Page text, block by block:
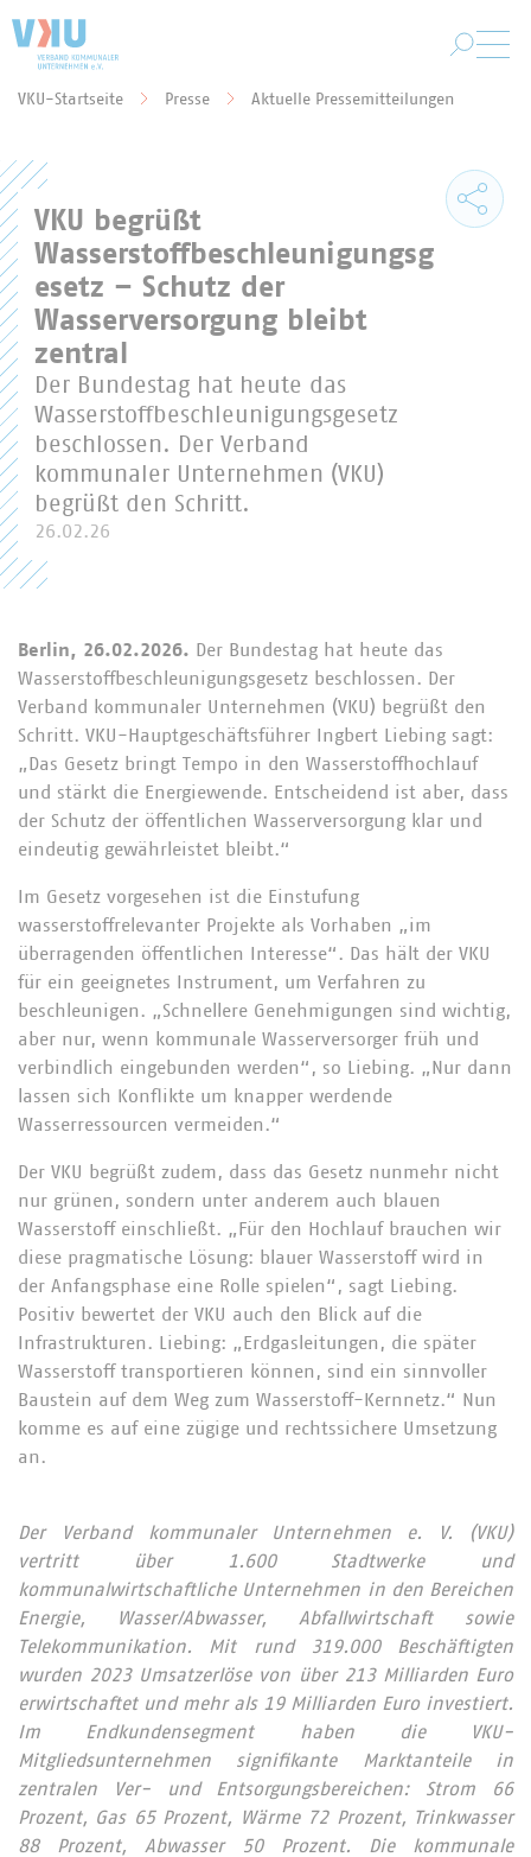
VKU-Startseite Presse Aktuelle Pressemitteilungen
VKU begrüßt
Wasserstoffbeschleunigungsg
esetz – Schutz der
Wasserversorgung bleibt
zentral
Der Bundestag hat heute das
Wasserstoffbeschleunigungsgesetz
beschlossen. Der Verband
kommunaler Unternehmen (VKU)
begrüßt den Schritt.
26.02.26
Berlin, 26.02.2026. Der Bundestag hat heute das
Wasserstoffbeschleunigungsgesetz beschlossen. Der
Verband kommunaler Unternehmen (VKU) begrüßt den
Schritt. VKU-Hauptgeschäftsführer Ingbert Liebing sagt:
„Das Gesetz bringt Tempo in den Wasserstoffhochlauf
und stärkt die Energiewende. Entscheidend ist aber, dass
der Schutz der öffentlichen Wasserversorgung klar und
eindeutig gewährleistet bleibt.“
Im Gesetz vorgesehen ist die Einstufung
wasserstoffrelevanter Projekte als Vorhaben „im
überragenden öffentlichen Interesse“. Das hält der VKU
für ein geeignetes Instrument, um Verfahren zu
beschleunigen. „Schnellere Genehmigungen sind wichtig,
aber nur, wenn kommunale Wasserversorger früh und
verbindlich eingebunden werden“, so Liebing. „Nur dann
lassen sich Konflikte um knapper werdende
Wasserressourcen vermeiden.“
Der VKU begrüßt zudem, dass das Gesetz nunmehr nicht
nur grünen, sondern unter anderem auch blauen
Wasserstoff einschließt. „Für den Hochlauf brauchen wir
diese pragmatische Lösung: blauer Wasserstoff wird in
der Anfangsphase eine Rolle spielen“, sagt Liebing.
Positiv bewertet der VKU auch den Blick auf die
Infrastrukturen. Liebing: „Erdgasleitungen, die später
Wasserstoff transportieren können, sind ein sinnvoller
Baustein auf dem Weg zum Wasserstoff-Kernnetz.“ Nun
komme es auf eine zügige und rechtssichere Umsetzung
an.
Der Verband kommunaler Unternehmen e. V. (VKU)
vertritt über 1.600 Stadtwerke und
kommunalwirtschaftliche Unternehmen in den Bereichen
Energie, Wasser/Abwasser, Abfallwirtschaft sowie
Telekommunikation. Mit rund 319.000 Beschäftigten
wurden 2023 Umsatzerlöse von über 213 Milliarden Euro
erwirtschaftet und mehr als 19 Milliarden Euro investiert.
Im Endkundensegment haben die VKU-
Mitgliedsunternehmen signifikante Marktanteile in
zentralen Ver- und Entsorgungsbereichen: Strom 66
Prozent, Gas 65 Prozent, Wärme 72 Prozent, Trinkwasser
88 Prozent, Abwasser 50 Prozent. Die kommunale